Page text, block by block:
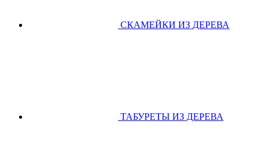
СКАМЕЙКИ ИЗ ДЕРЕВА
ТАБУРЕТЫ ИЗ ДЕРЕВА